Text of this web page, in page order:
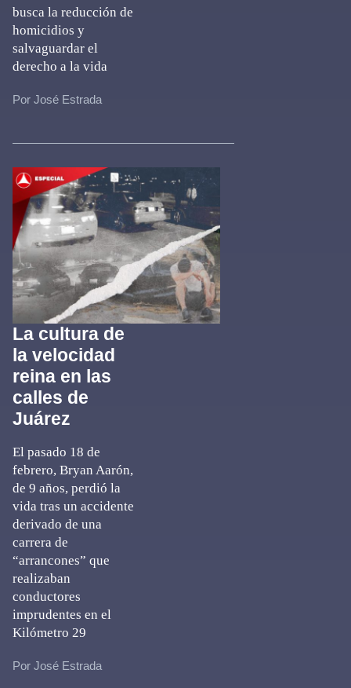
busca la reducción de
homicidios y
salvaguardar el
derecho a la vida
Por José Estrada
La cultura de
la velocidad
reina en las
calles de
Juárez
El pasado 18 de
febrero, Bryan Aarón,
de 9 años, perdió la
vida tras un accidente
derivado de una
carrera de
“arrancones” que
realizaban
conductores
imprudentes en el
Kilómetro 29
Por José Estrada